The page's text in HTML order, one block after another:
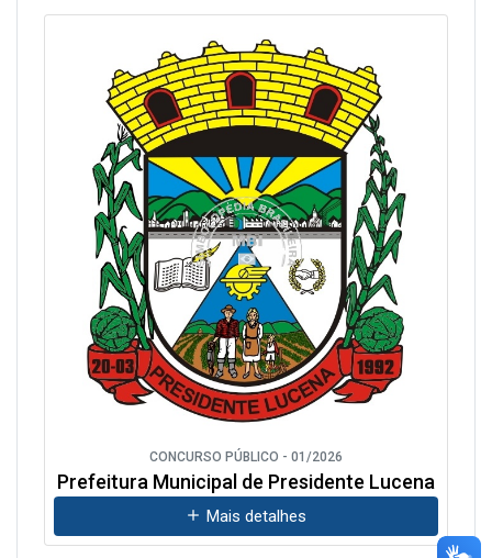
CONCURSO PÚBLICO - 01/2026
Prefeitura Municipal de Presidente Lucena
Mais detalhes